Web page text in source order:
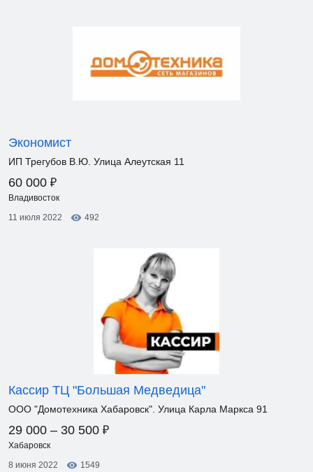
Экономист
ИП Трегубов В.Ю. Улица Алеутская 11
60 000 ₽
Владивосток
11 июля 2022
492
Кассир ТЦ "Большая Медведица"
ООО "Домотехника Хабаровск". Улица Карла Маркса 91
29 000 – 30 500 ₽
Хабаровск
8 июня 2022
1549